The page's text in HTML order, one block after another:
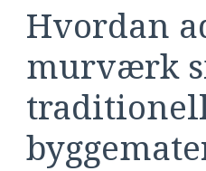
Hvordan
murværk